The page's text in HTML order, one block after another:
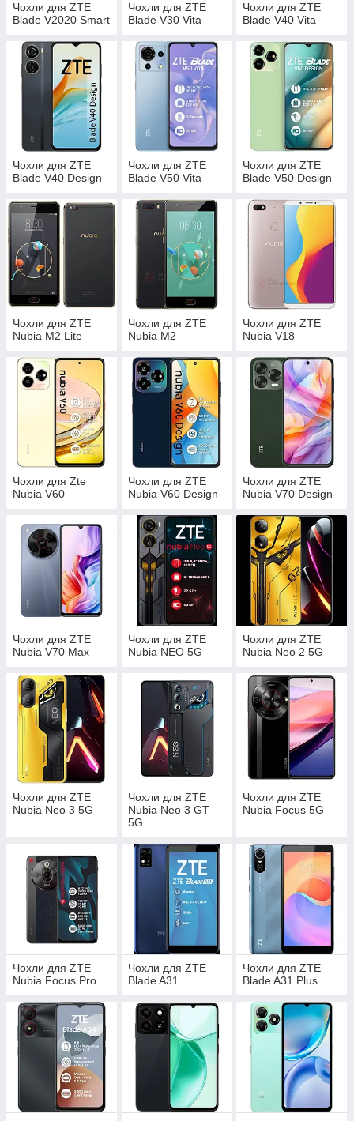
Чохли для ZTE
Blade V2020 Smart
Чохли для ZTE
Blade V30 Vita
Чохли для ZTE
Blade V40 Vita
Чохли для ZTE
Blade V40 Design
Чохли для ZTE
Blade V50 Vita
Чохли для ZTE
Blade V50 Design
Чохли для ZTE
Nubia M2 Lite
Чохли для ZTE
Nubia M2
Чохли для ZTE
Nubia V18
Чохли для Zte
Nubia V60
Чохли для ZTE
Nubia V60 Design
Чохли для ZTE
Nubia V70 Design
Чохли для ZTE
Nubia V70 Max
Чохли для ZTE
Nubia NEO 5G
Чохли для ZTE
Nubia Neo 2 5G
Чохли для ZTE
Nubia Neo 3 5G
Чохли для ZTE
Nubia Neo 3 GT
5G
Чохли для ZTE
Nubia Focus 5G
Чохли для ZTE
Nubia Focus Pro
Чохли для ZTE
Blade A31
Чохли для ZTE
Blade A31 Plus